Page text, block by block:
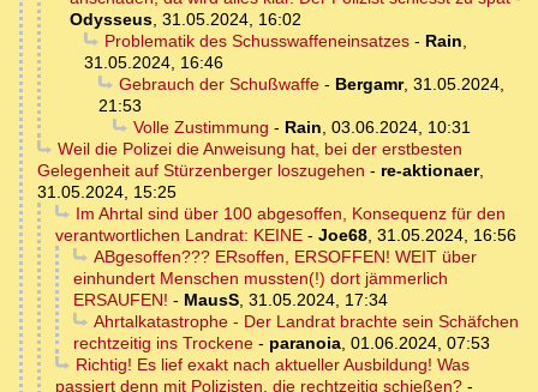
Odysseus, 31.05.2024, 16:02
Problematik des Schusswaffeneinsatzes- Rain,
31.05.2024, 16:46
Gebrauch der Schußwaffe- Bergamr, 31.05.2024,
21:53
Volle Zustimmung - Rain, 03.06.2024, 10:31
Weil die Polizei die Anweisung hat, bei der erstbesten
Gelegenheit auf Stürzenberger loszugehen - re-aktionaer,
31.05.2024, 15:25
Im Ahrtal sind über 100 abgesoffen, Konsequenz für den
verantwortlichen Landrat: KEINE - Joe68, 31.05.2024, 16:56
ABgesoffen??? ERsoffen, ERSOFFEN! WEIT über
einhundert Menschen mussten(!) dort jämmerlich
ERSAUFEN! - MausS, 31.05.2024, 17:34
Ahrtalkatastrophe - Der Landrat brachte sein Schäfchen
rechtzeitig ins Trockene - paranoia, 01.06.2024, 07:53
Richtig! Es lief exakt nach aktueller Ausbildung! Was
passiert denn mit Polizisten, die rechtzeitig schießen? -